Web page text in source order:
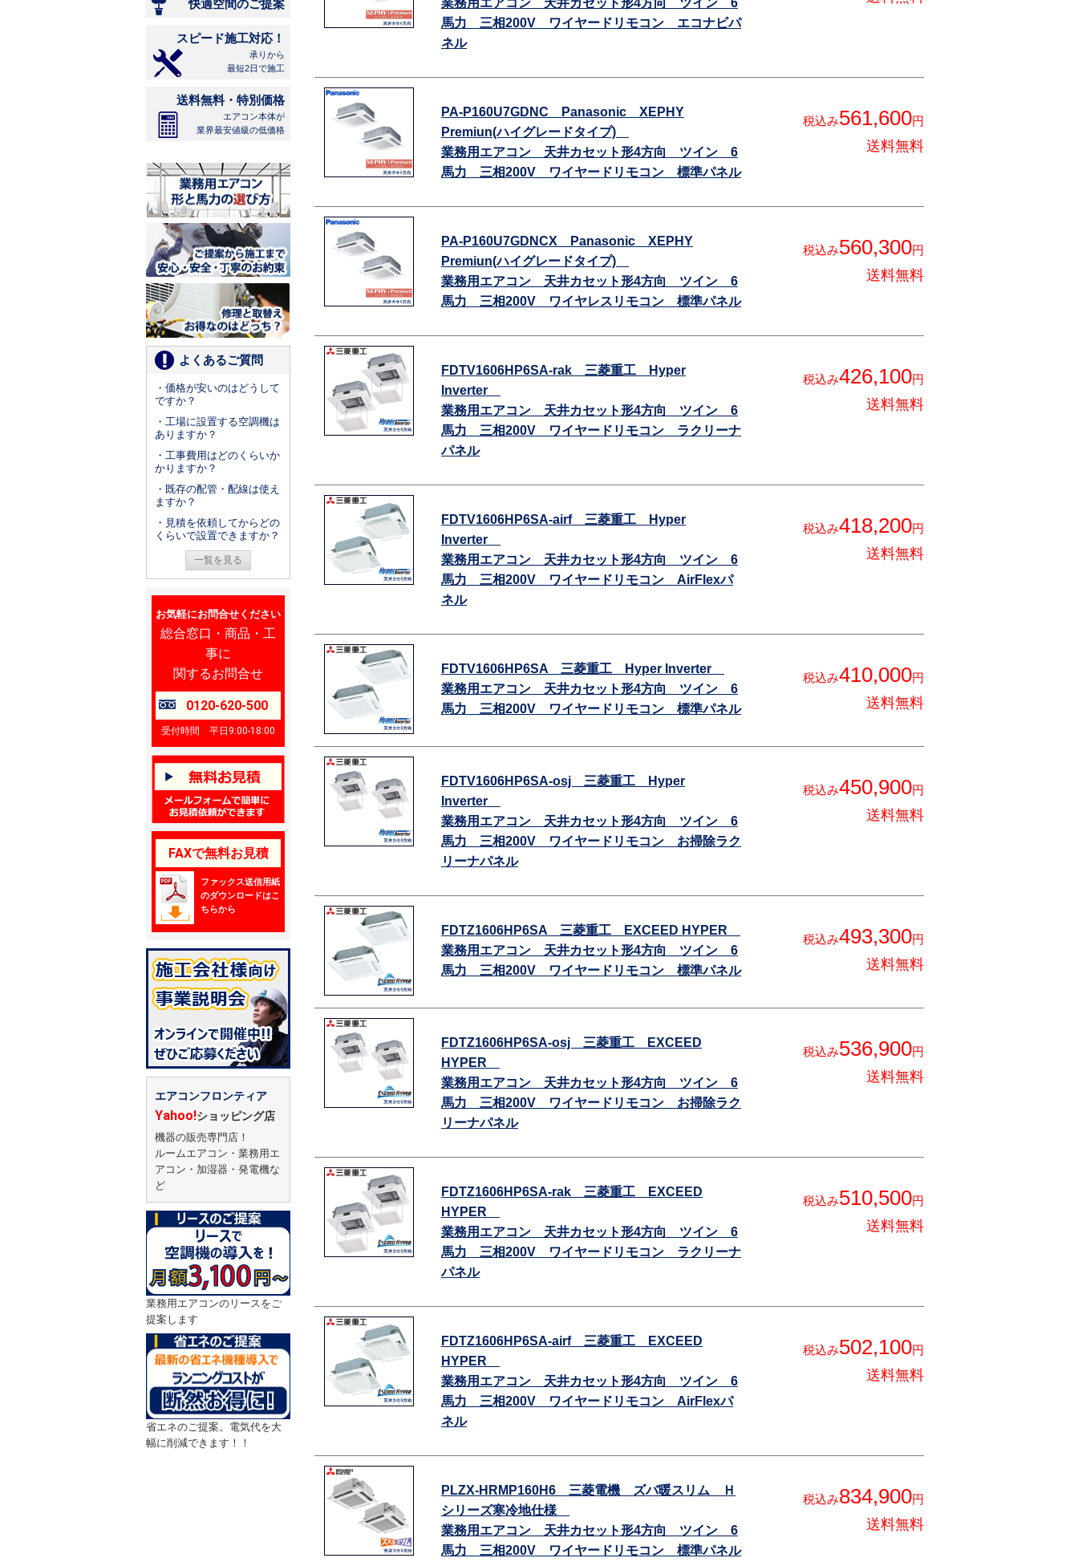
快適空間のご提案
スピード施工対応！
承りから
最短2日で施工
送料無料・特別価格
エアコン本体が
業界最安値級の低価格
よくあるご質問
・価格が安いのはどうして
ですか？
・工場に設置する空調機は
ありますか？
・工事費用はどのくらいか
かりますか？
・既存の配管・配線は使え
ますか？
・見積を依頼してからどの
くらいで設置できますか？
一覧を見る
お気軽にお問合せください
総合窓口・商品・工
事に
関するお問合せ
0120-620-500
受付時間 平日9:00-18:00
FAXで無料お見積
ファックス送信用紙
のダウンロードはこ
ちらから
エアコンフロンティア
Yahoo!ショッピング店
機器の販売専門店！
ルームエアコン・業務用エ
アコン・加湿器・発電機な
ど
業務用エアコンのリースをご
提案します
省エネのご提案。電気代を大
幅に削減できます！！
業務用エアコン 天井カセット形4方向 ツイン 6
馬力 三相200V ワイヤードリモコン エコナビパ
ネル
PA-P160U7GDNC Panasonic XEPHY
Premiun(ハイグレードタイプ)
業務用エアコン 天井カセット形4方向 ツイン 6
馬力 三相200V ワイヤードリモコン 標準パネル
税込み561,600円
送料無料
PA-P160U7GDNCX Panasonic XEPHY
Premiun(ハイグレードタイプ)
業務用エアコン 天井カセット形4方向 ツイン 6
馬力 三相200V ワイヤレスリモコン 標準パネル
税込み560,300円
送料無料
FDTV1606HP6SA-rak 三菱重工 Hyper
Inverter
業務用エアコン 天井カセット形4方向 ツイン 6
馬力 三相200V ワイヤードリモコン ラクリーナ
パネル
税込み426,100円
送料無料
FDTV1606HP6SA-airf 三菱重工 Hyper
Inverter
業務用エアコン 天井カセット形4方向 ツイン 6
馬力 三相200V ワイヤードリモコン AirFlexパ
ネル
税込み418,200円
送料無料
FDTV1606HP6SA 三菱重工 Hyper Inverter
業務用エアコン 天井カセット形4方向 ツイン 6
馬力 三相200V ワイヤードリモコン 標準パネル
税込み410,000円
送料無料
FDTV1606HP6SA-osj 三菱重工 Hyper
Inverter
業務用エアコン 天井カセット形4方向 ツイン 6
馬力 三相200V ワイヤードリモコン お掃除ラク
リーナパネル
税込み450,900円
送料無料
FDTZ1606HP6SA 三菱重工 EXCEED HYPER
業務用エアコン 天井カセット形4方向 ツイン 6
馬力 三相200V ワイヤードリモコン 標準パネル
税込み493,300円
送料無料
FDTZ1606HP6SA-osj 三菱重工 EXCEED
HYPER
業務用エアコン 天井カセット形4方向 ツイン 6
馬力 三相200V ワイヤードリモコン お掃除ラク
リーナパネル
税込み536,900円
送料無料
FDTZ1606HP6SA-rak 三菱重工 EXCEED
HYPER
業務用エアコン 天井カセット形4方向 ツイン 6
馬力 三相200V ワイヤードリモコン ラクリーナ
パネル
税込み510,500円
送料無料
FDTZ1606HP6SA-airf 三菱重工 EXCEED
HYPER
業務用エアコン 天井カセット形4方向 ツイン 6
馬力 三相200V ワイヤードリモコン AirFlexパ
ネル
税込み502,100円
送料無料
PLZX-HRMP160H6 三菱電機 ズバ暖スリム Ｈ
シリーズ寒冷地仕様
業務用エアコン 天井カセット形4方向 ツイン 6
馬力 三相200V ワイヤードリモコン 標準パネル
税込み834,900円
送料無料